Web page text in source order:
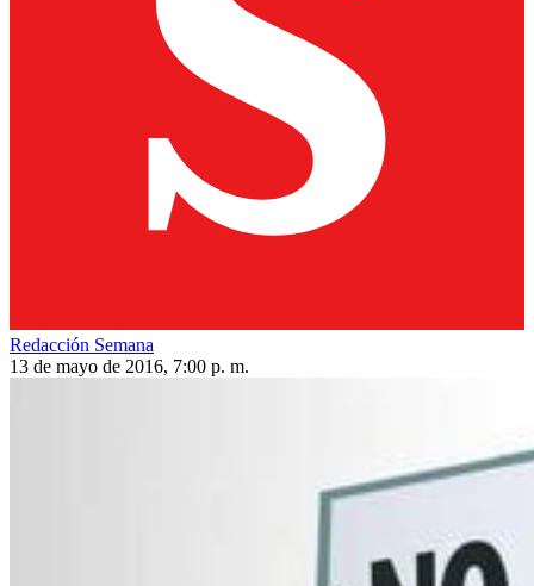
Redacción Semana
13 de mayo de 2016, 7:00 p. m.